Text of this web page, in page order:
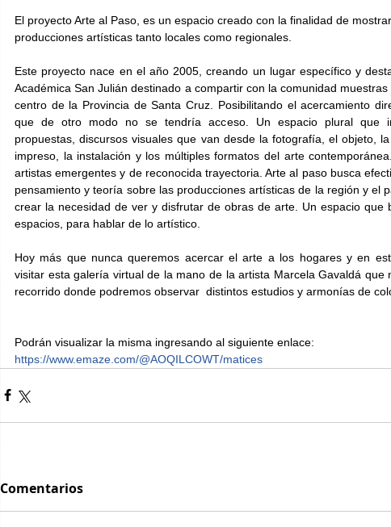
El proyecto Arte al Paso, es un espacio creado con la finalidad de
producciones artísticas tanto locales como regionales.
Este proyecto nace en el año 2005, creando un lugar específico y
Académica San Julián destinado a compartir con la comunidad
centro de la Provincia de Santa Cruz. Posibilitando el acercamiento
que de otro modo no se tendría acceso. Un espacio plural que
propuestas, discursos visuales que van desde la fotografía, el objeto,
impreso, la instalación y los múltiples formatos del arte
artistas emergentes y de reconocida trayectoria. Arte al paso busca
pensamiento y teoría sobre las producciones artísticas de la región y el
crear la necesidad de ver y disfrutar de obras de arte. Un espacio que
espacios, para hablar de lo artístico.
Hoy más que nunca queremos acercar el arte a los hogares y en
visitar esta galería virtual de la mano de la artista Marcela Gavaldá que
recorrido donde podremos observar  distintos estudios y armonías de
Podrán visualizar la misma ingresando al siguiente enlace:
https://www.emaze.com/@AOQILCOWT/matices
Comentarios